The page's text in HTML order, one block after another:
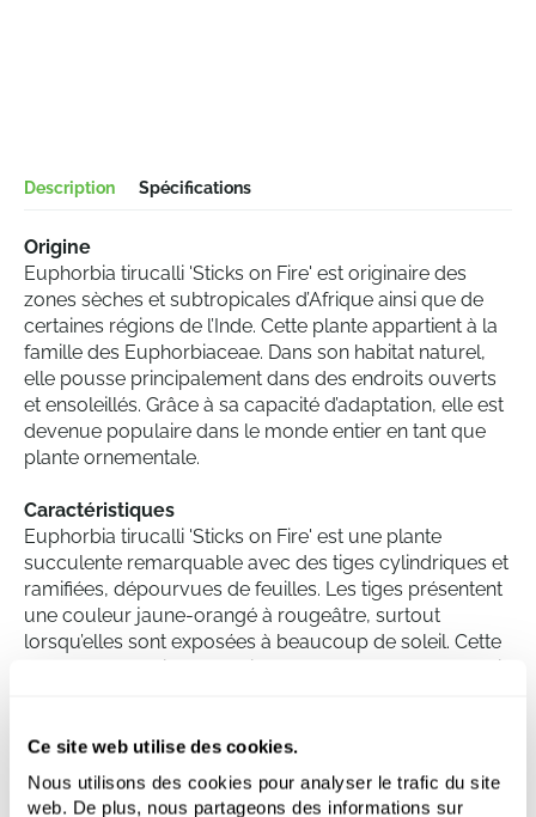
Ce site web utilise des cookies.
Nous utilisons des cookies pour analyser le trafic du site
web. De plus, nous partageons des informations sur
Description Spécifications
Origine
Euphorbia tirucalli 'Sticks on Fire' est originaire des
zones sèches et subtropicales d’Afrique ainsi que de
certaines régions de l’Inde. Cette plante appartient à la
famille des Euphorbiaceae. Dans son habitat naturel,
elle pousse principalement dans des endroits ouverts
et ensoleillés. Grâce à sa capacité d’adaptation, elle est
devenue populaire dans le monde entier en tant que
plante ornementale.
Caractéristiques
Euphorbia tirucalli 'Sticks on Fire' est une plante
succulente remarquable avec des tiges cylindriques et
ramifiées, dépourvues de feuilles. Les tiges présentent
une couleur jaune-orangé à rougeâtre, surtout
lorsqu’elles sont exposées à beaucoup de soleil. Cette
plante peut atteindre plusieurs mètres de hauteur, mais
verticale et elle se ramifie abondamment.
Entretien